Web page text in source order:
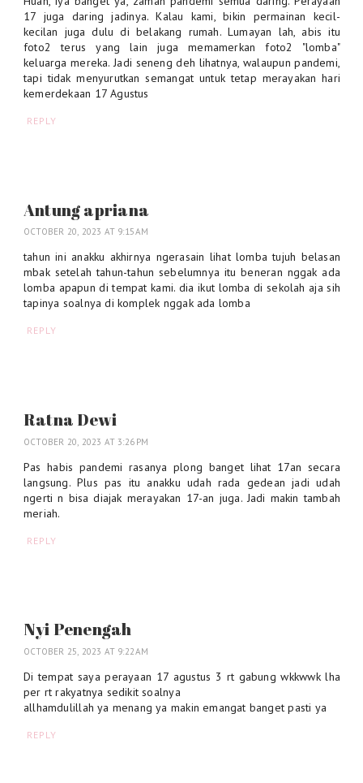
17 juga daring jadinya. Kalau kami, bikin permainan kecil-
kecilan juga dulu di belakang rumah. Lumayan lah, abis itu
foto2 terus yang lain juga memamerkan foto2 "lomba"
keluarga mereka. Jadi seneng deh lihatnya, walaupun pandemi,
tapi tidak menyurutkan semangat untuk tetap merayakan hari
kemerdekaan 17 Agustus
REPLY
Antung apriana
OCTOBER 20, 2023 AT 9:15 AM
tahun ini anakku akhirnya ngerasain lihat lomba tujuh belasan
mbak setelah tahun-tahun sebelumnya itu beneran nggak ada
lomba apapun di tempat kami. dia ikut lomba di sekolah aja sih
tapinya soalnya di komplek nggak ada lomba
REPLY
Ratna Dewi
OCTOBER 20, 2023 AT 3:26 PM
Pas habis pandemi rasanya plong banget lihat 17an secara
langsung. Plus pas itu anakku udah rada gedean jadi udah
ngerti n bisa diajak merayakan 17-an juga. Jadi makin tambah
meriah.
REPLY
Nyi Penengah
OCTOBER 25, 2023 AT 9:22 AM
Di tempat saya perayaan 17 agustus 3 rt gabung wkkwwk lha
per rt rakyatnya sedikit soalnya
allhamdulillah ya menang ya makin emangat banget pasti ya
REPLY